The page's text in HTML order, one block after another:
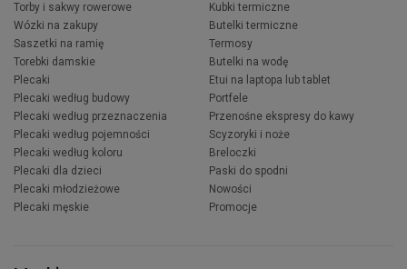
Torby i sakwy rowerowe
Wózki na zakupy
Saszetki na ramię
Torebki damskie
Plecaki
Plecaki według budowy
Plecaki według przeznaczenia
Plecaki według pojemności
Plecaki według koloru
Plecaki dla dzieci
Plecaki młodzieżowe
Plecaki męskie
Kubki termiczne
Butelki termiczne
Termosy
Butelki na wodę
Etui na laptopa lub tablet
Portfele
Przenośne ekspresy do kawy
Scyzoryki i noże
Breloczki
Paski do spodni
Nowości
Promocje